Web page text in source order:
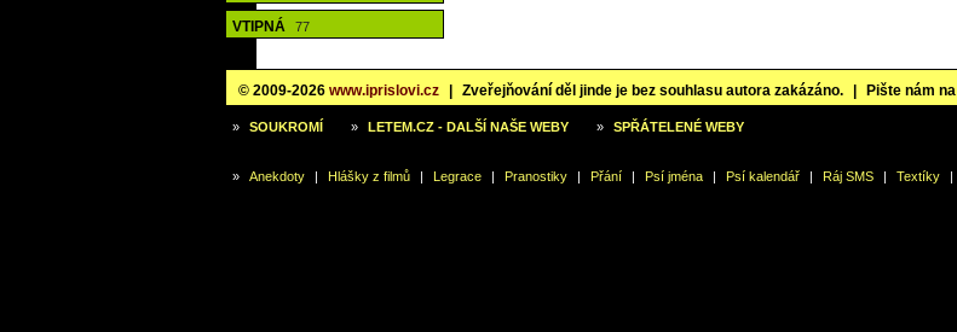
VTIPNÁ 77
© 2009-2026 www.iprislovi.cz Zveřejňování děl jinde je bez souhlasu autora zakázáno. Pište nám na
» SOUKROMÍ » LETEM.CZ - DALŠÍ NAŠE WEBY » SPŘÁTELENÉ WEBY
» Anekdoty | Hlášky z filmů | Legrace | Pranostiky | Přání | Psí jména | Psí kalendář | Ráj SMS | Textíky |